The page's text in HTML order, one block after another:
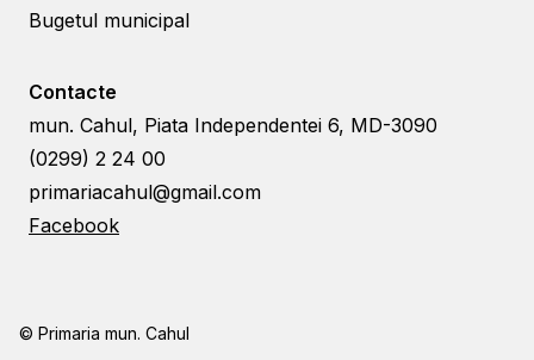
Bugetul municipal
Contacte
mun. Cahul, Piata Independentei 6, MD-3090
(0299) 2 24 00
primariacahul@gmail.com
Facebook
© Primaria mun. Cahul